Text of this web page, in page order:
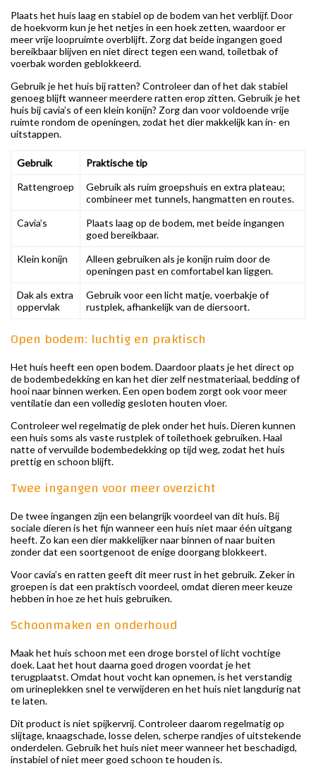
Plaats het huis laag en stabiel op de bodem van het verblijf. Door
de hoekvorm kun je het netjes in een hoek zetten, waardoor er
meer vrije loopruimte overblijft. Zorg dat beide ingangen goed
bereikbaar blijven en niet direct tegen een wand, toiletbak of
voerbak worden geblokkeerd.
Gebruik je het huis bij ratten? Controleer dan of het dak stabiel
genoeg blijft wanneer meerdere ratten erop zitten. Gebruik je het
huis bij cavia’s of een klein konijn? Zorg dan voor voldoende vrije
ruimte rondom de openingen, zodat het dier makkelijk kan in- en
uitstappen.
Gebruik
Praktische tip
Rattengroep
Gebruik als ruim groepshuis en extra plateau;
combineer met tunnels, hangmatten en routes.
Cavia’s
Plaats laag op de bodem, met beide ingangen
goed bereikbaar.
Klein konijn
Alleen gebruiken als je konijn ruim door de
openingen past en comfortabel kan liggen.
Dak als extra
oppervlak
Gebruik voor een licht matje, voerbakje of
rustplek, afhankelijk van de diersoort.
Open bodem: luchtig en praktisch
Het huis heeft een open bodem. Daardoor plaats je het direct op
de bodembedekking en kan het dier zelf nestmateriaal, bedding of
hooi naar binnen werken. Een open bodem zorgt ook voor meer
ventilatie dan een volledig gesloten houten vloer.
Controleer wel regelmatig de plek onder het huis. Dieren kunnen
een huis soms als vaste rustplek of toilethoek gebruiken. Haal
natte of vervuilde bodembedekking op tijd weg, zodat het huis
prettig en schoon blijft.
Twee ingangen voor meer overzicht
De twee ingangen zijn een belangrijk voordeel van dit huis. Bij
sociale dieren is het fijn wanneer een huis niet maar één uitgang
heeft. Zo kan een dier makkelijker naar binnen of naar buiten
zonder dat een soortgenoot de enige doorgang blokkeert.
Voor cavia’s en ratten geeft dit meer rust in het gebruik. Zeker in
groepen is dat een praktisch voordeel, omdat dieren meer keuze
hebben in hoe ze het huis gebruiken.
Schoonmaken en onderhoud
Maak het huis schoon met een droge borstel of licht vochtige
doek. Laat het hout daarna goed drogen voordat je het
terugplaatst. Omdat hout vocht kan opnemen, is het verstandig
om urineplekken snel te verwijderen en het huis niet langdurig nat
te laten.
Dit product is niet spijkervrij. Controleer daarom regelmatig op
slijtage, knaagschade, losse delen, scherpe randjes of uitstekende
onderdelen. Gebruik het huis niet meer wanneer het beschadigd,
instabiel of niet meer goed schoon te houden is.